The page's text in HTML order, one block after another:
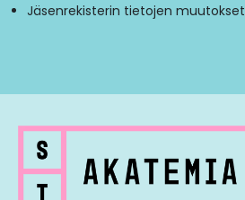
Jäsenrekisterin tietojen muutokset